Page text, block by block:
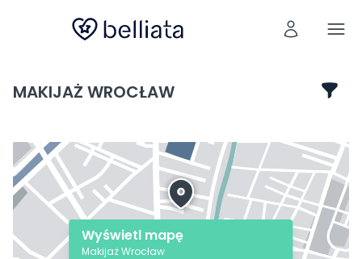
MAKIJAŻ WROCŁAW
Wyświetl mapę
Makijaż Wrocław